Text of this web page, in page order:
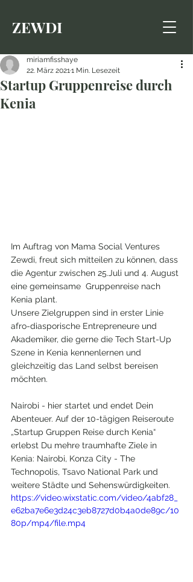
ZEWDI
Startup Gruppenreise durch
Kenia
miriamfisshaye
22. März 20211 Min. Lesezeit
Im Auftrag von Mama Social Ventures
Zewdi, freut sich mitteilen zu können, dass
die Agentur zwischen 25.Juli und 4. August
eine gemeinsame  Gruppenreise nach
Kenia plant.
Unsere Zielgruppen sind in erster Linie
afro-diasporische Entrepreneure und
Akademiker, die gerne die Tech Start-Up
Szene in Kenia kennenlernen und
gleichzeitig das Land selbst bereisen
möchten.
Nairobi - hier startet und endet Dein
Abenteuer. Auf der 10-tägigen Reiseroute
„Startup Gruppen Reise durch Kenia“
erlebst Du mehre traumhafte Ziele in
Kenia: Nairobi, Konza City - The
Technopolis, Tsavo National Park und
weitere Städte und Sehenswürdigkeiten.
https://video.wixstatic.com/video/4abf28_
e62ba7e6e3d24c3eb8727d0b4a0de89c/10
80p/mp4/file.mp4